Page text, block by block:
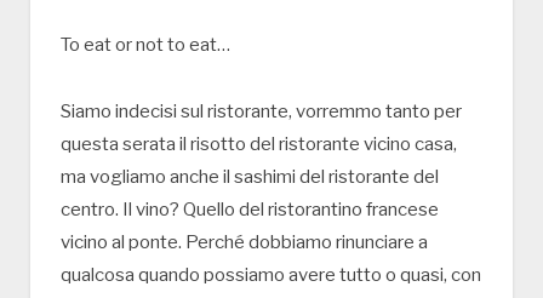
To eat or not to eat…
Siamo indecisi sul ristorante, vorremmo tanto per
questa serata il risotto del ristorante vicino casa,
ma vogliamo anche il sashimi del ristorante del
centro. Il vino? Quello del ristorantino francese
vicino al ponte. Perché dobbiamo rinunciare a
qualcosa quando possiamo avere tutto o quasi, con